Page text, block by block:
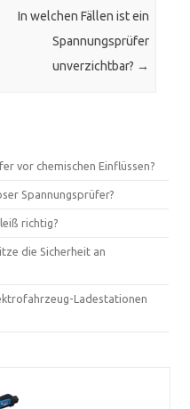
In welchen Fällen ist ein
Spannungsprüfer
unverzichtbar? →
vor chemischen Einflüssen?
Spannungsprüfer?
richtig?
die Sicherheit an
Ladestationen